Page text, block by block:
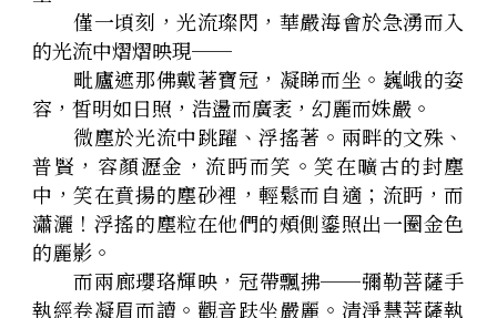
僅一頃刻，光流璨閃，華嚴海會於急湧而入
的光流中熠熠映現──
毗廬遮那佛戴著寶冠，凝睇而坐。巍峨的姿
容，皙明如日照，浩盪而廣袤，幻麗而姝嚴。
微塵於光流中跳躍、浮搖著。兩畔的文殊、
普賢，容顏瀝金，流眄而笑。笑在曠古的封塵
中，笑在賁揚的塵砂裡，輕鬆而自適；流眄，而
瀟灑！浮搖的塵粒在他們的頰側鎏照出一圈金色
的麗影。
而兩廊瓔珞輝映，冠帶飄拂──彌勒菩薩手
執經卷凝眉而讀。觀音趺坐嚴麗。清淨慧菩薩執